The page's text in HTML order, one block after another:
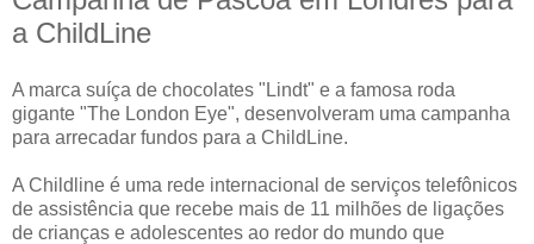
a ChildLine
A marca suíça de chocolates "Lindt" e a famosa roda
gigante "The London Eye", desenvolveram uma campanha
para arrecadar fundos para a ChildLine.
A Childline é uma rede internacional de serviços telefônicos
de assistência que recebe mais de 11 milhões de ligações
de crianças e adolescentes ao redor do mundo que